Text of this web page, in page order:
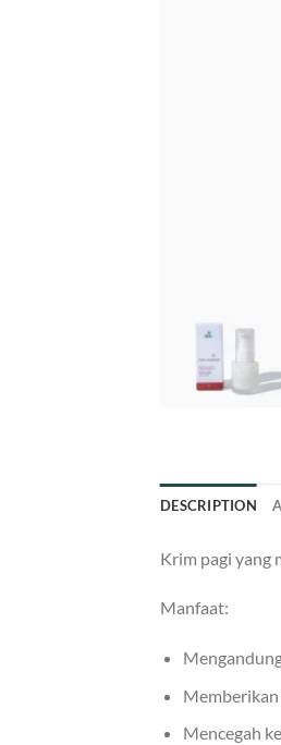
DESCRIPTION
Krim pagi yang
Manfaat:
Mencegah